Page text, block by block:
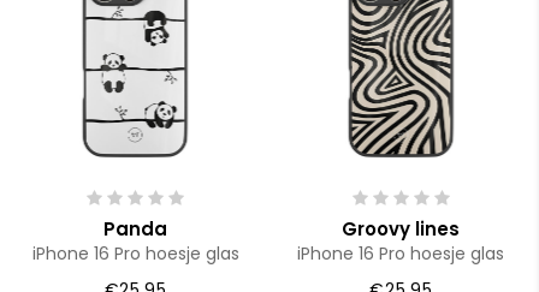
Panda
iPhone 16 Pro hoesje glas
Groovy lines
iPhone 16 Pro hoesje glas